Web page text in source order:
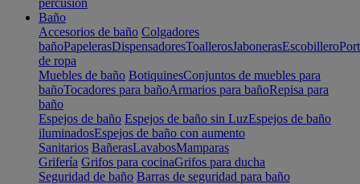
percusión
Baño
Accesorios de baño Colgadores
bañoPapelerasDispensadoresToallerosJabonerasEscobillero
de ropa
Muebles de baño BotiquinesConjuntos de muebles para
bañoTocadores para bañoArmarios para bañoRepisa para
baño
Espejos de baño Espejos de baño sin LuzEspejos de baño
iluminadosEspejos de baño con aumento
Sanitarios BañerasLavabosMamparas
Grifería Grifos para cocinaGrifos para ducha
Seguridad de baño Barras de seguridad para baño